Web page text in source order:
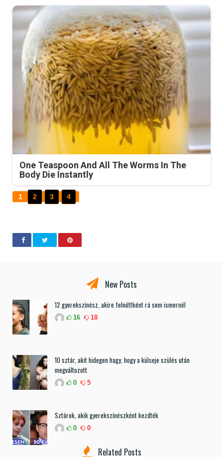
One Teaspoon And All The Worms In The
Body Die Instantly
1 2 3 4
New Posts
12 gyerekszínész, akire felnőttként rá sem ismernél
16 18
10 sztár, akit hidegen hagy, hogy a külseje szülés után
megváltozott
0 5
Sztárok, akik gyerekszínészként kezdték
0 0
Related Posts